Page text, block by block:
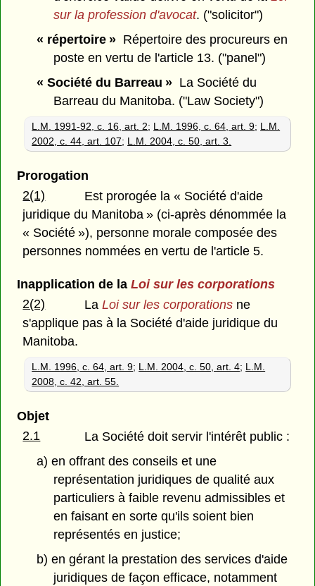
sur la profession d'avocat. ("solicitor")
« répertoire »Répertoire des procureurs en
poste en vertu de l'article 13. ("panel")
« Société du Barreau »La Société du
Barreau du Manitoba. ("Law Society")
L.M. 1991-92, c. 16, art. 2; L.M. 1996, c. 64, art. 9; L.M.
2002, c. 44, art. 107; L.M. 2004, c. 50, art. 3.
Prorogation
2(1)
Est prorogée la « Société d'aide
juridique du Manitoba » (ci-après dénommée la
« Société »), personne morale composée des
personnes nommées en vertu de l'article 5.
Inapplication de la Loi sur les corporations
2(2)
LaLoi sur les corporations ne
s'applique pas à la Société d'aide juridique du
Manitoba.
L.M. 1996, c. 64, art. 9; L.M. 2004, c. 50, art. 4; L.M.
2008, c. 42, art. 55.
Objet
2.1
La Société doit servir l'intérêt public :
a) en offrant des conseils et une
représentation juridiques de qualité aux
particuliers à faible revenu admissibles et
en faisant en sorte qu'ils soient bien
représentés en justice;
b) en gérant la prestation des services d'aide
juridiques de façon efficace, notamment